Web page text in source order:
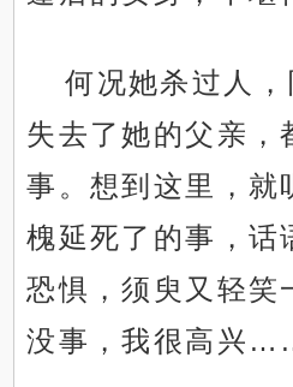
何况她杀过人
失去了她的父亲，
事。想到这里，就
槐延死了的事，话
恐惧，须臾又轻笑
没事，我很高兴